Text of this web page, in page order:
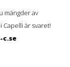
mängder av
Capelli är svaret!
c.se